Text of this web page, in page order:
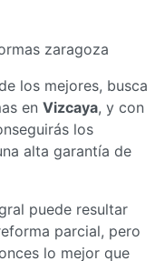
zaragoza
los mejores, busca
en Vizcaya, y con
los
alta garantía de
puede resultar
parcial, pero
lo mejor que